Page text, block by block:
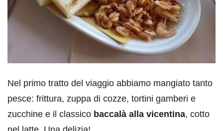
Nel primo tratto del viaggio abbiamo mangiato tanto
pesce: frittura, zuppa di cozze, tortini gamberi e
zucchine e il classico baccalà alla vicentina, cotto